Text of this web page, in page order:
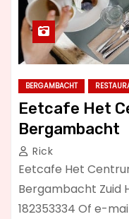
BERGAMBACHT
Eetcafe Het
Bergambacht
Rick
Eetcafe Het
Bergambacht Zuid
182353334 Of e-